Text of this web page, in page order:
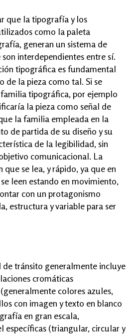
que la tipografía y los
como la paleta
generan un sistema de
interdependientes entre sí.
tipográfica es fundamental
de la pieza como tal. Si se
tipográfica, por ejemplo
la pieza como señal de
la familia empleada en la
de partida de su diseño y su
de la legibilidad, sin
comunicacional. La
que se lea, y rápido, ya que en
leen estando en movimiento,
con un protagonismo
estructura y variable para ser
tránsito generalmente incluye
cromáticas
colores azules,
con imagen y texto en blanco
en gran escala,
específicas (triangular, circular y